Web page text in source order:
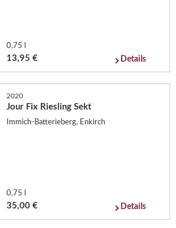
0,75 l
13,95 € Details
2020
Jour Fix Riesling Sekt
Immich-Batterieberg, Enkirch
0,75 l
35,00 € Details